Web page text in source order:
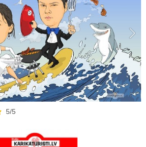
5/5